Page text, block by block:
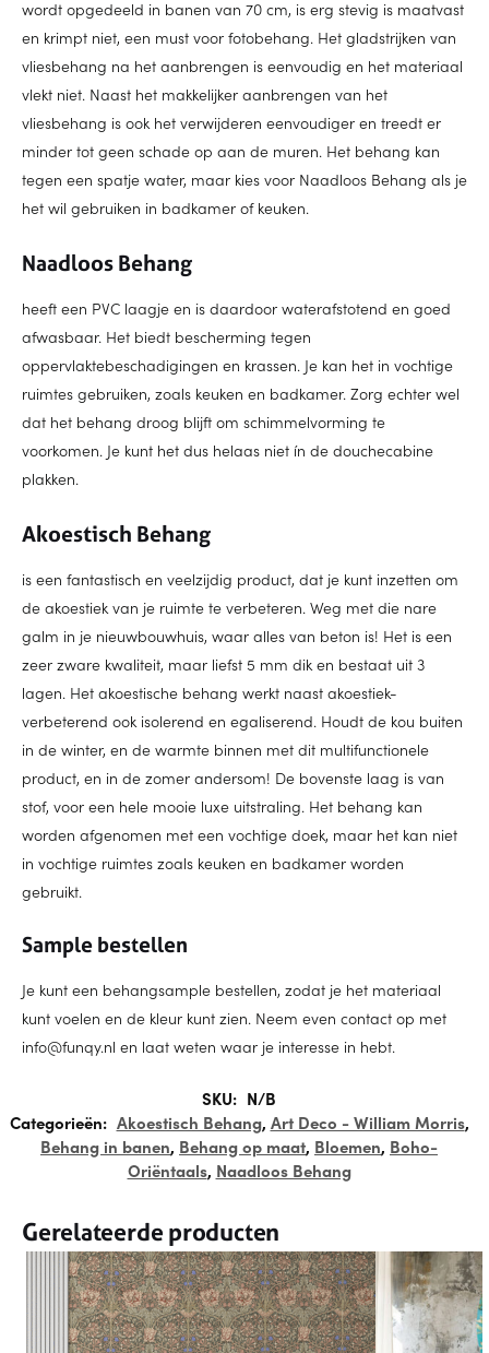
wordt opgedeeld in banen van 70 cm, is erg stevig is maatvast
en krimpt niet, een must voor fotobehang. Het gladstrijken van
vliesbehang na het aanbrengen is eenvoudig en het materiaal
vlekt niet. Naast het makkelijker aanbrengen van het
vliesbehang is ook het verwijderen eenvoudiger en treedt er
minder tot geen schade op aan de muren. Het behang kan
tegen een spatje water, maar kies voor Naadloos Behang als je
het wil gebruiken in badkamer of keuken.
Naadloos Behang
heeft een PVC laagje en is daardoor waterafstotend en goed
afwasbaar. Het biedt bescherming tegen
oppervlaktebeschadigingen en krassen. Je kan het in vochtige
ruimtes gebruiken, zoals keuken en badkamer. Zorg echter wel
dat het behang droog blijft om schimmelvorming te
voorkomen. Je kunt het dus helaas niet ín de douchecabine
plakken.
Akoestisch Behang
is een fantastisch en veelzijdig product, dat je kunt inzetten om
de akoestiek van je ruimte te verbeteren. Weg met die nare
galm in je nieuwbouwhuis, waar alles van beton is! Het is een
zeer zware kwaliteit, maar liefst 5 mm dik en bestaat uit 3
lagen. Het akoestische behang werkt naast akoestiek-
verbeterend ook isolerend en egaliserend. Houdt de kou buiten
in de winter, en de warmte binnen met dit multifunctionele
product, en in de zomer andersom! De bovenste laag is van
stof, voor een hele mooie luxe uitstraling. Het behang kan
worden afgenomen met een vochtige doek, maar het kan niet
in vochtige ruimtes zoals keuken en badkamer worden
gebruikt.
Sample bestellen
Je kunt een behangsample bestellen, zodat je het materiaal
kunt voelen en de kleur kunt zien. Neem even contact op met
info@funqy.nl en laat weten waar je interesse in hebt.
SKU: N/B
Categorieën: Akoestisch Behang, Art Deco - William Morris,
Behang in banen, Behang op maat, Bloemen, Boho-
Oriëntaals, Naadloos Behang
Gerelateerde producten